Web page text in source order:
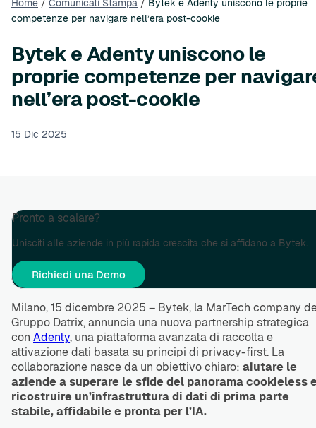
Home / Comunicati Stampa / Bytek e Adenty uniscono le proprie
competenze per navigare nell’era post-cookie
Bytek e Adenty uniscono le
proprie competenze per
nell’era post-cookie
15 Dic 2025
Pronto a scalare?
Unisciti alle aziende in più rapida crescita che si affidano a Bytek.
Richiedi una Demo
Milano, 15 dicembre 2025 – Bytek, la MarTech company
Gruppo Datrix, annuncia una nuova partnership strategica
con Adenty, una piattaforma avanzata di raccolta e
attivazione dati basata su principi di privacy-first. La
collaborazione nasce da un obiettivo chiaro: aiutare le
aziende a superare le sfide del panorama cookieless
ricostruire un’infrastruttura di dati di prima parte
stabile, affidabile e pronta per l’IA.